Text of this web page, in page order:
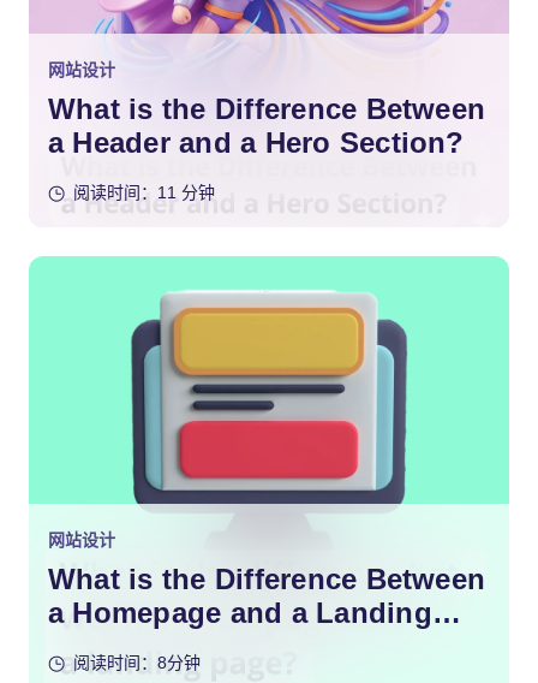
网站设计
What is the Difference Between
a Header and a Hero Section?
阅读时间：11 分钟
网站设计
What is the Difference Between
a Homepage and a Landing
Page?
阅读时间：8分钟